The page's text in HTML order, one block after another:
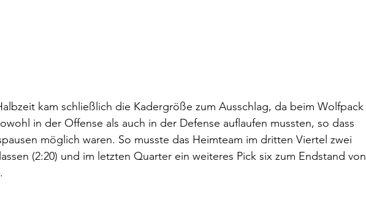
kam schließlich die Kadergröße zum Ausschlag, da beim Wolfpack
in der Offense als auch in der Defense auflaufen mussten, so dass
möglich waren. So musste das Heimteam im dritten Viertel zwei
(2:20) und im letzten Quarter ein weiteres Pick six zum Endstand von